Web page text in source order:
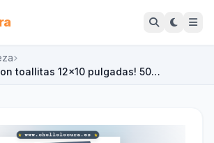
toallitas 12x10 pulgadas! 50…